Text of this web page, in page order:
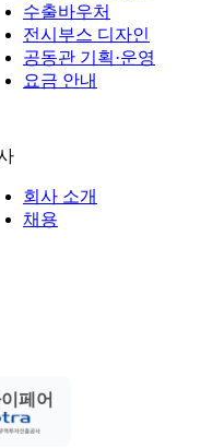
수출바우처
전시부스 디자인
공동관 기획·운영
요금 안내
회사 소개
채용
페어